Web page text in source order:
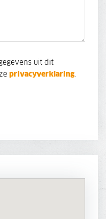
uit dit
privacyverklaring.